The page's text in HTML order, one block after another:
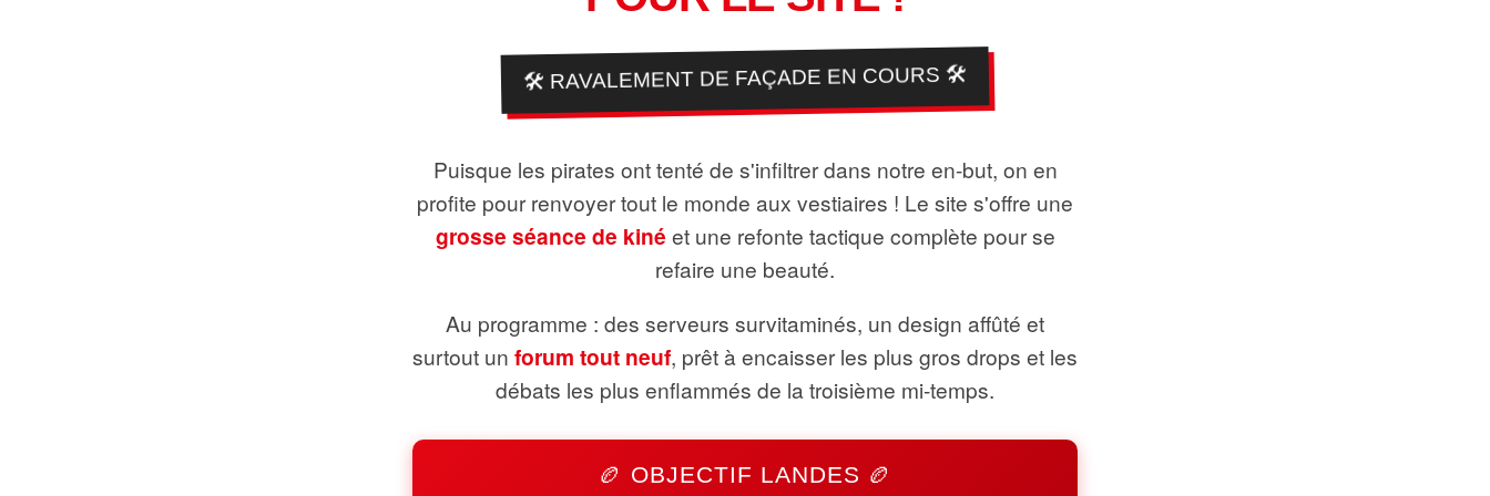
🛠️ RAVALEMENT DE FAÇADE EN COURS 🛠️
Puisque les pirates ont tenté de s'infiltrer dans notre en-but, on en
profite pour renvoyer tout le monde aux vestiaires ! Le site s'offre une
grosse séance de kiné et une refonte tactique complète pour se
refaire une beauté.
Au programme : des serveurs survitaminés, un design affûté et
surtout un forum tout neuf, prêt à encaisser les plus gros drops et les
débats les plus enflammés de la troisième mi-temps.
🏉 OBJECTIF LANDES 🏉